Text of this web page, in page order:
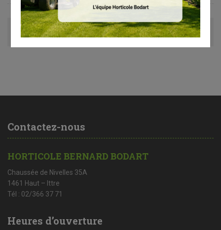
Avis (0)
Contactez-nous
HORTICOLE BERNARD BODART
Chaussée de Nivelles 35A
1461 Haut – Ittre
Tél : 02/366 37 71
Heures d’ouverture